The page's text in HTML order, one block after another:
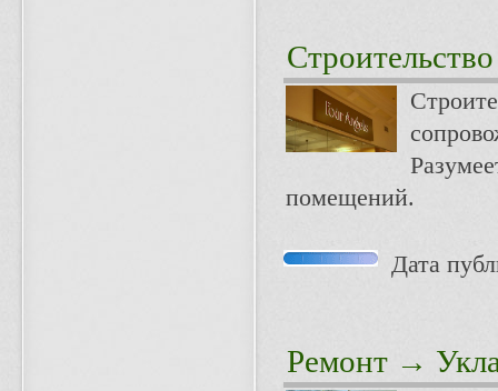
Строительство
помещений.
Дата
Ремонт →